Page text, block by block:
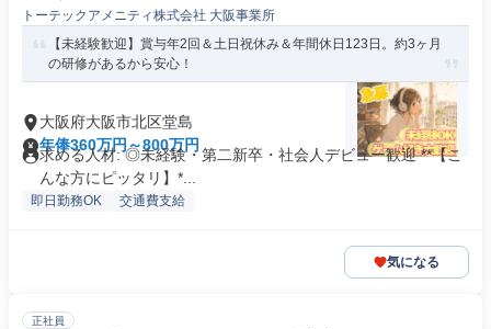
トーテックアメニティ株式会社 大阪事業所
【未経験歓迎】賞与年2回＆土日祝休み＆年間休日123日。約3ヶ月
の研修があるから安心！
大阪府大阪市北区堂島
年俸360万円～800万円
求める人材: ◎未経験・第二新卒・社会人デビュー歓迎 **【こ
んな方にピッタリ】*...
即日勤務OK 交通費支給
気になる
正社員